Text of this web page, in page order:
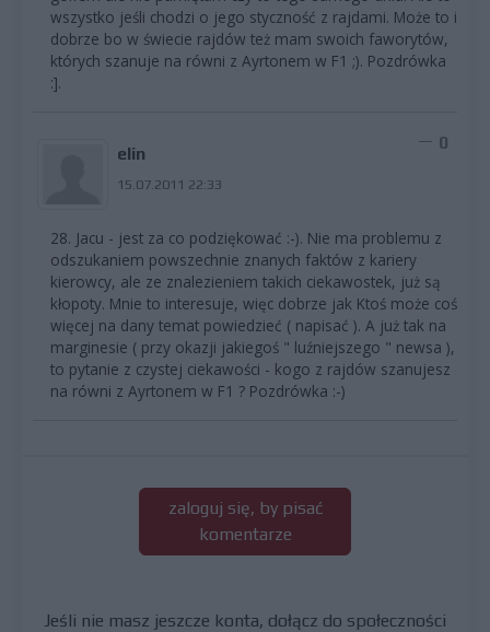
wszystko jeśli chodzi o jego styczność z rajdami. Może to i
dobrze bo w świecie rajdów też mam swoich faworytów,
których szanuje na równi z Ayrtonem w F1 ;). Pozdrówka
:].
elin
15.07.2011 22:33
0
28. Jacu - jest za co podziękować :-). Nie ma problemu z
odszukaniem powszechnie znanych faktów z kariery
kierowcy, ale ze znalezieniem takich ciekawostek, już są
kłopoty. Mnie to interesuje, więc dobrze jak Ktoś może coś
więcej na dany temat powiedzieć ( napisać ). A już tak na
marginesie ( przy okazji jakiegoś " luźniejszego " newsa ),
to pytanie z czystej ciekawości - kogo z rajdów szanujesz
na równi z Ayrtonem w F1 ? Pozdrówka :-)
zaloguj się, by pisać
komentarze
Jeśli nie masz jeszcze konta, dołącz do społeczności